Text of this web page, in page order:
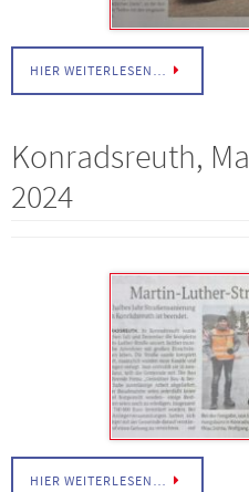
HIER WEITERLESEN…
Konradsreuth,
2024
HIER WEITERLESEN…